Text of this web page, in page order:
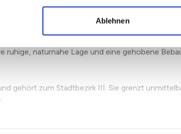
Ablehnen
gilt als eine der begehrtesten und
ruhige, naturnahe Lage und eine gehobene
gehört zum Stadtbezirk III. Sie grenzt